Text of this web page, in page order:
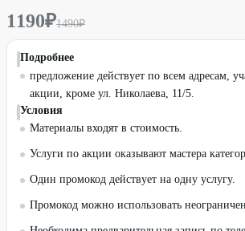
1190₽1490₽
Подробнее
предложение действует по всем адресам,
акции, кроме ул. Николаева, 11/5.
Условия
Материалы входят в стоимость.
Услуги по акции оказывают мастера
Один промокод действует на одну услугу.
Промокод можно использовать